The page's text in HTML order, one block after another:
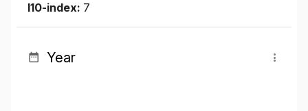
I10-index: 7
Year